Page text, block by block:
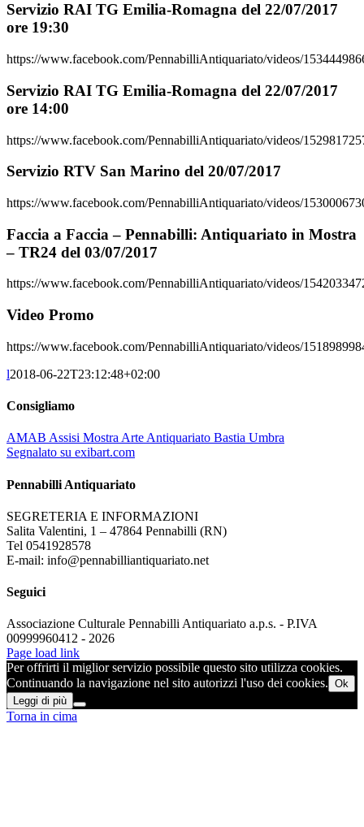
Servizio RAI TG Emilia-Romagna del 22/07/2017
ore 19:30
https://www.facebook.com/PennabilliAntiquariato/videos/
Servizio RAI TG Emilia-Romagna del 22/07/2017
ore 14:00
https://www.facebook.com/PennabilliAntiquariato/videos/
Servizio RTV San Marino del 20/07/2017
https://www.facebook.com/PennabilliAntiquariato/videos/
Faccia a Faccia – Pennabilli: Antiquariato in Mostra
– TR24 del 03/07/2017
https://www.facebook.com/PennabilliAntiquariato/videos/
Video Promo
https://www.facebook.com/PennabilliAntiquariato/videos/
l2018-06-22T23:12:48+02:00
Consigliamo
AMAB Assisi Mostra Arte Antiquariato Bastia Umbra
Segnalato su exibart.com
Pennabilli Antiquariato
SEGRETERIA E INFORMAZIONI
Salita Valentini, 1 – 47864 Pennabilli (RN)
Tel 0541928578
E-mail: info@pennabilliantiquariato.net
Seguici
Associazione Culturale Pennabilli Antiquariato a.p.s. - P.IVA
00999960412 - 2026
Page load link
Per offrirti il miglior servizio possibile questo sito utilizza cookies.
Continuando la navigazione nel sito autorizzi l'uso dei cookies. Ok
Leggi di più
Torna in cima